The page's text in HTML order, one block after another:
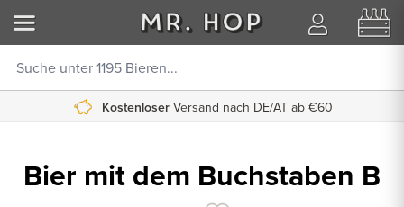
Kostenloser Versand nach DE/AT ab €60
Bier mit dem Buchstaben B